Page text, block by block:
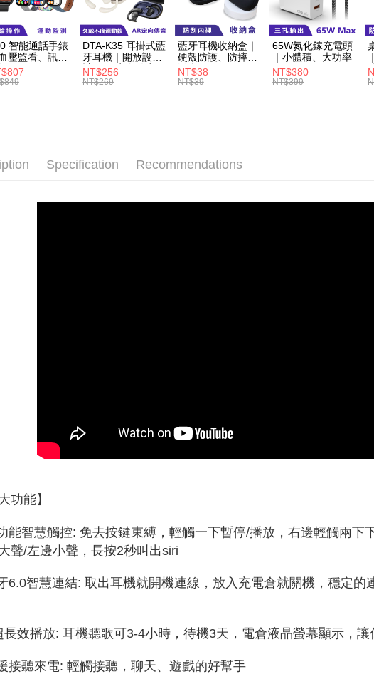
付款後萊爾富取貨
NT$60/order | Free
7-11取貨付款
NT$60/order | Free
智能通話手錶
壓監看、訊息
DTA-K35 耳掛式藍
牙耳機｜開放設
計、AR定向傳音
NT$256
NT$269
藍牙耳機收納盒｜
硬殼防護、防摔防
潑水
NT$38
NT$39
65W氮化鎵充電頭
｜小體積、大功率
NT$380
NT$399
Specification Recommendations
功能】
能智慧觸控: 免去按鍵束縛，輕觸一下暫停/播放，右邊輕觸兩下
聲/左邊小聲，長按2秒叫出siri
6.0智慧連結: 取出耳機就開機連線，放入充電倉就關機，穩定的
長效播放: 耳機聽歌可3-4小時，待機3天，電倉液晶螢幕顯示，
接聽來電: 輕觸接聽，聊天、遊戲的好幫手